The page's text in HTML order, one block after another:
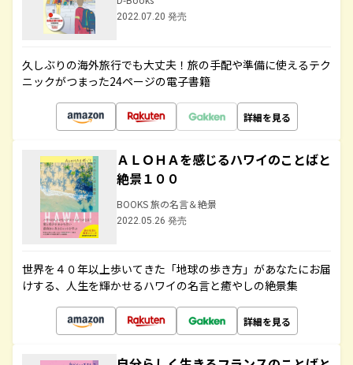
2022.07.20 発売
久しぶりの海外旅行でも大丈夫！旅の手配や準備に使えるテク
ニックがつまった24ページの電子書籍
詳細を見る
ＡＬＯＨＡを感じるハワイのことばと
絶景１００
BOOKS 旅の名言＆絶景
2022.05.26 発売
世界を４０年以上歩いてきた「地球の歩き方」があなたにお届
けする、人生を輝かせるハワイの名言と癒やしの絶景集
詳細を見る